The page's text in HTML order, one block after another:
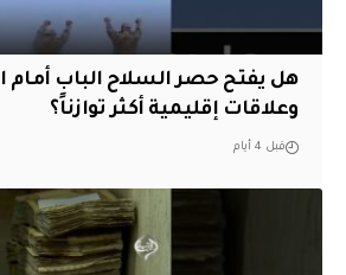
هل يفتح حصر السلاح الباب أمام
وعلاقات إقليمية أكثر توازناً؟
قبل 4 أيام